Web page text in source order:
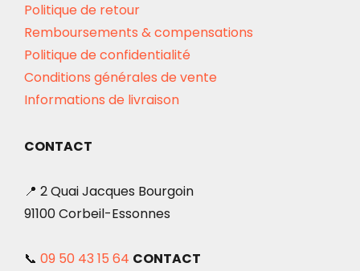
Politique de retour
Remboursements & compensations
Politique de confidentialité
Conditions générales de vente
Informations de livraison
CONTACT
📍 2 Quai Jacques Bourgoin
91100 Corbeil-Essonnes
📞 09 50 43 15 64 CONTACT